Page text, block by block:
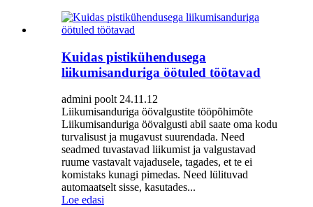
Kuidas pistikühendusega
liikumisanduriga öötuled töötavad
admini poolt 24.11.12
Liikumisanduriga öövalgustite tööpõhimõte
Liikumisanduriga öövalgusti abil saate oma kodu
turvalisust ja mugavust suurendada. Need
seadmed tuvastavad liikumist ja valgustavad
ruume vastavalt vajadusele, tagades, et te ei
komistaks kunagi pimedas. Need lülituvad
automaatselt sisse, kasutades...
Loe edasi